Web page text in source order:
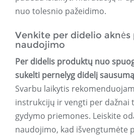
nuo tolesnio pažeidimo.
Venkite per didelio
naudojimo
Per didelis produktų nuo
sukelti pernelyg didelį
Svarbu laikytis
instrukcijų ir vengti per dažnai
gydymo priemones. Leiskite
naudojimo, kad išvengtumėte